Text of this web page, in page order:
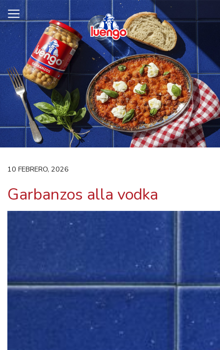
Skip
to
content
10 FEBRERO, 2026
Garbanzos alla vodka